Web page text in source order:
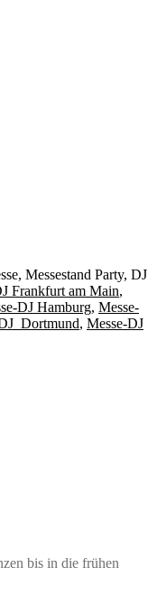
Messestand Party, DJ
Frankfurt am Main,
DJ Hamburg, Messe-
Dortmund, Messe-DJ
bis in die frühen